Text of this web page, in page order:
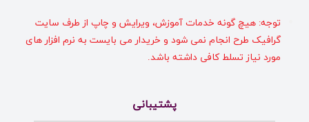
توجه: هیچ گونه خدمات آموزش، ویرایش و چاپ از طرف سایت
گرافیک طرح انجام نمی شود و خریدار می بایست به نرم افزار های
مورد نیاز تسلط کافی داشته باشد.
پشتیبانی